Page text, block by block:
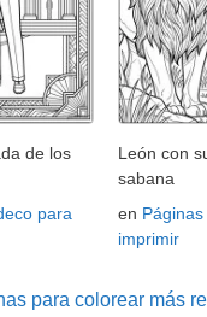
de los
para
León con
sabana
en
imprimir
para colorear más